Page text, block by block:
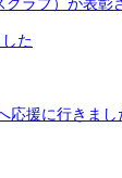
た
応援に行きまし